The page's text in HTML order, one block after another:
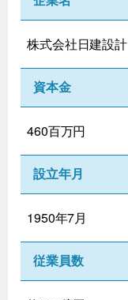
株式会社日建設計
資本金
460百万円
設立年月
1950年7月
従業員数